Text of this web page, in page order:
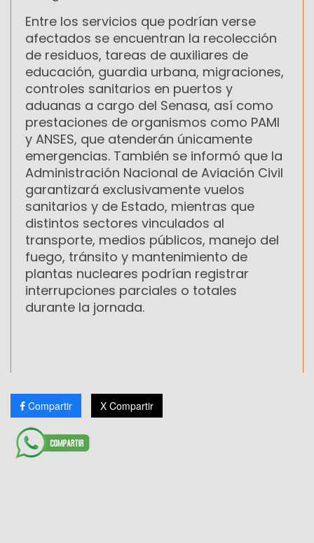
Entre los servicios que podrían verse
afectados se encuentran la recolección
de residuos, tareas de auxiliares de
educación, guardia urbana, migraciones,
controles sanitarios en puertos y
aduanas a cargo del Senasa, así como
prestaciones de organismos como PAMI
y ANSES, que atenderán únicamente
emergencias. También se informó que la
Administración Nacional de Aviación Civil
garantizará exclusivamente vuelos
sanitarios y de Estado, mientras que
distintos sectores vinculados al
transporte, medios públicos, manejo del
fuego, tránsito y mantenimiento de
plantas nucleares podrían registrar
interrupciones parciales o totales
durante la jornada.
Compartir X Compartir